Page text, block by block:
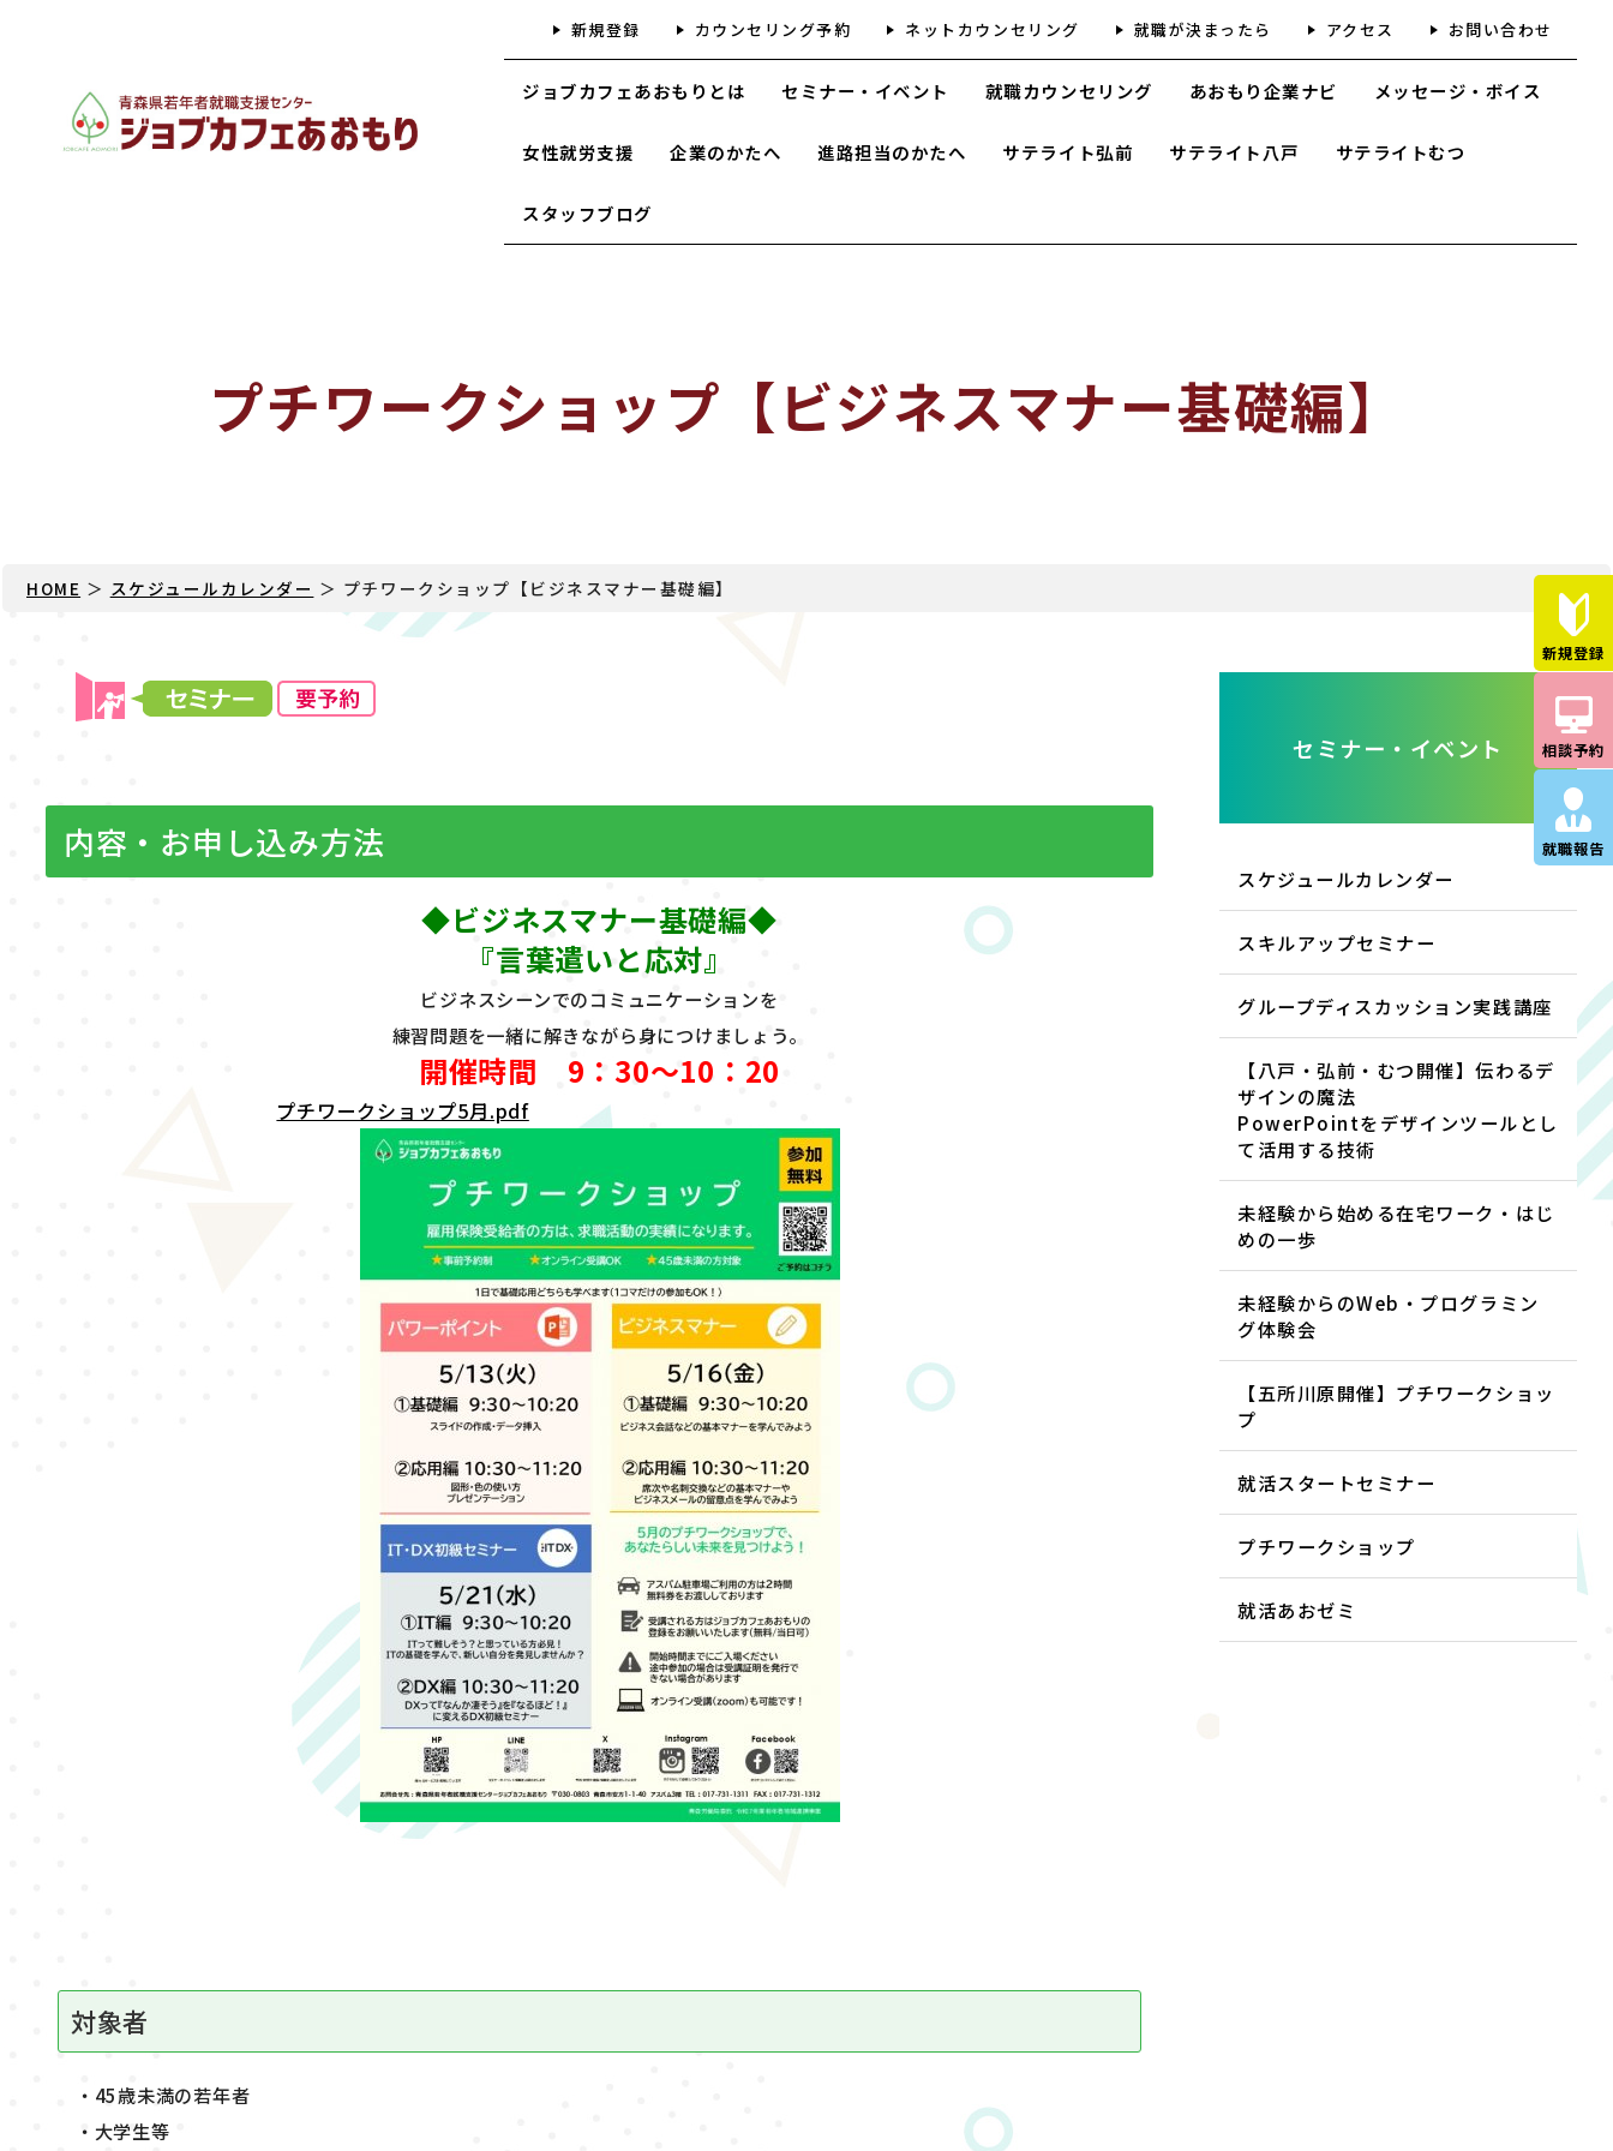
新規登録 カウンセリング予約 ネットカウンセリング 就職が決まったら アクセス お問い合わせ
ジョブカフェあおもりとは セミナー・イベント 就職カウンセリング あおもり企業ナビ メッセージ・ボイス
女性就労支援 企業のかたへ 進路担当のかたへ サテライト弘前 サテライト八戸 サテライトむつ
スタッフブログ
プチワークショップ【ビジネスマナー基礎編】
HOME ＞ スケジュールカレンダー ＞ プチワークショップ【ビジネスマナー基礎編】
内容・お申し込み方法
◆ビジネスマナー基礎編◆
『言葉遣いと応対』
ビジネスシーンでのコミュニケーションを
練習問題を一緒に解きながら身につけましょう。
開催時間 9：30～10：20
プチワークショップ5月.pdf
対象者
・45歳未満の若年者
・大学生等
セミナー・イベント
スケジュールカレンダー
スキルアップセミナー
グループディスカッション実践講座
【八戸・弘前・むつ開催】伝わるデ
ザインの魔法
PowerPointをデザインツールとし
て活用する技術
未経験から始める在宅ワーク・はじ
めの一歩
未経験からのWeb・プログラミン
グ体験会
【五所川原開催】プチワークショッ
プ
就活スタートセミナー
プチワークショップ
就活あおゼミ
新規登録
相談予約
就職報告